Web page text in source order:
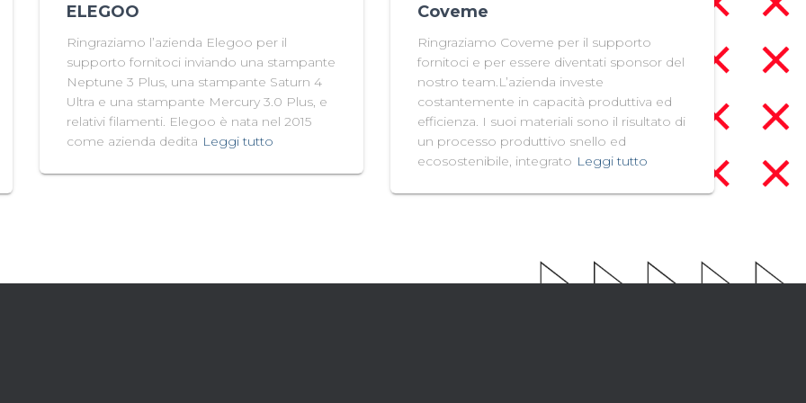
ELEGOO
Ringraziamo l’azienda Elegoo per il
supporto fornitoci inviando una stampante
Neptune 3 Plus, una stampante Saturn 4
Ultra e una stampante Mercury 3.0 Plus, e
relativi filamenti. Elegoo è nata nel 2015
come azienda dedita Leggi tutto
Coveme
Ringraziamo Coveme per il supporto
fornitoci e per essere diventati sponsor del
nostro team.L’azienda investe
costantemente in capacità produttiva ed
efficienza. I suoi materiali sono il risultato di
un processo produttivo snello ed
ecosostenibile, integrato Leggi tutto